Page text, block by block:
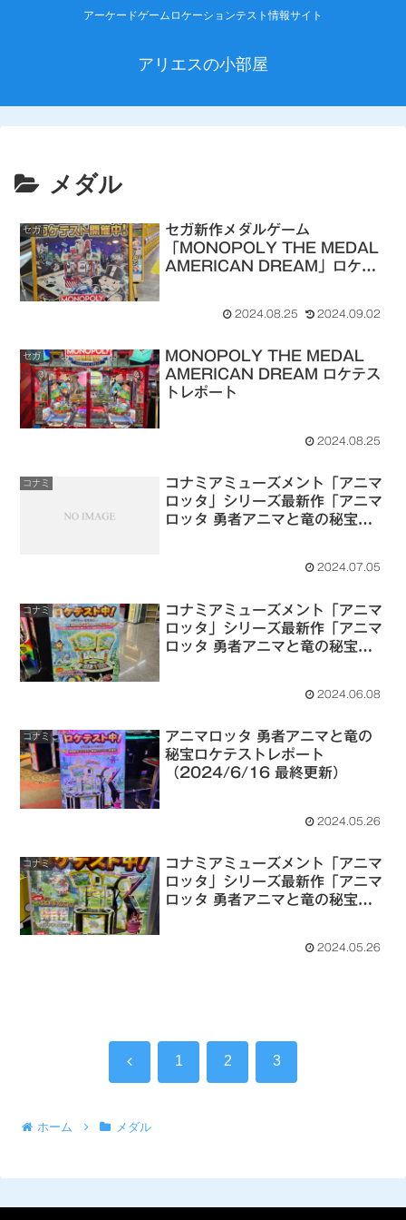
アーケードゲームロケーションテスト情報サイト
アリエスの小部屋
メダル
セガ
セガ新作メダルゲーム
「MONOPOLY THE MEDAL
AMERICAN DREAM」ロケテ
（2024/9/2 開催店舗追加）
2024.08.25 2024.09.02
セガ
MONOPOLY THE MEDAL
AMERICAN DREAM ロケテス
トレポート
2024.08.25
コナミ
コナミアミューズメント「アニマ
ロッタ」シリーズ最新作「アニマ
ロッタ 勇者アニマと竜の秘宝」
知）
2024.07.05
コナミ
コナミアミューズメント「アニマ
ロッタ」シリーズ最新作「アニマ
ロッタ 勇者アニマと竜の秘宝」
告知）
2024.06.08
コナミ
アニマロッタ 勇者アニマと竜の
秘宝ロケテストレポート
（2024/6/16 最終更新）
2024.05.26
コナミ
コナミアミューズメント「アニマ
ロッタ」シリーズ最新作「アニマ
ロッタ 勇者アニマと竜の秘宝」
2024.05.26
前 1 2 3
ホーム メダル